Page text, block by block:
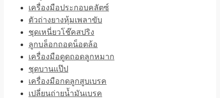
เครื่องมือประกอบคลัตซ์
ตัวถ่างยางหุ้มเพลาขับ
ชุดเหนี่ยวโช๊คสปริง
ลูกบล็อกถอดน็อตล้อ
เครื่องมือดูดถอดลูกหมาก
ชุดบานแป๊ป
เครื่องมือกดลูกสูบเบรค
เปลี่ยนถ่ายน้ำมันเบรค